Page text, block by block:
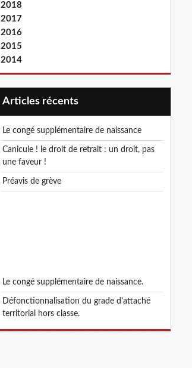
2018
2017
2016
2015
2014
articles récents
le congé supplémentaire de naissance
canicule ! le droit de retrait : un droit, pas
une faveur !
préavis de grève
le congé supplémentaire de naissance.
défonctionnalisation du grade d'attaché
territorial hors classe.